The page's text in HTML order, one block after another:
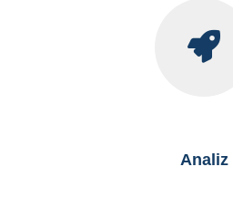
Analiz